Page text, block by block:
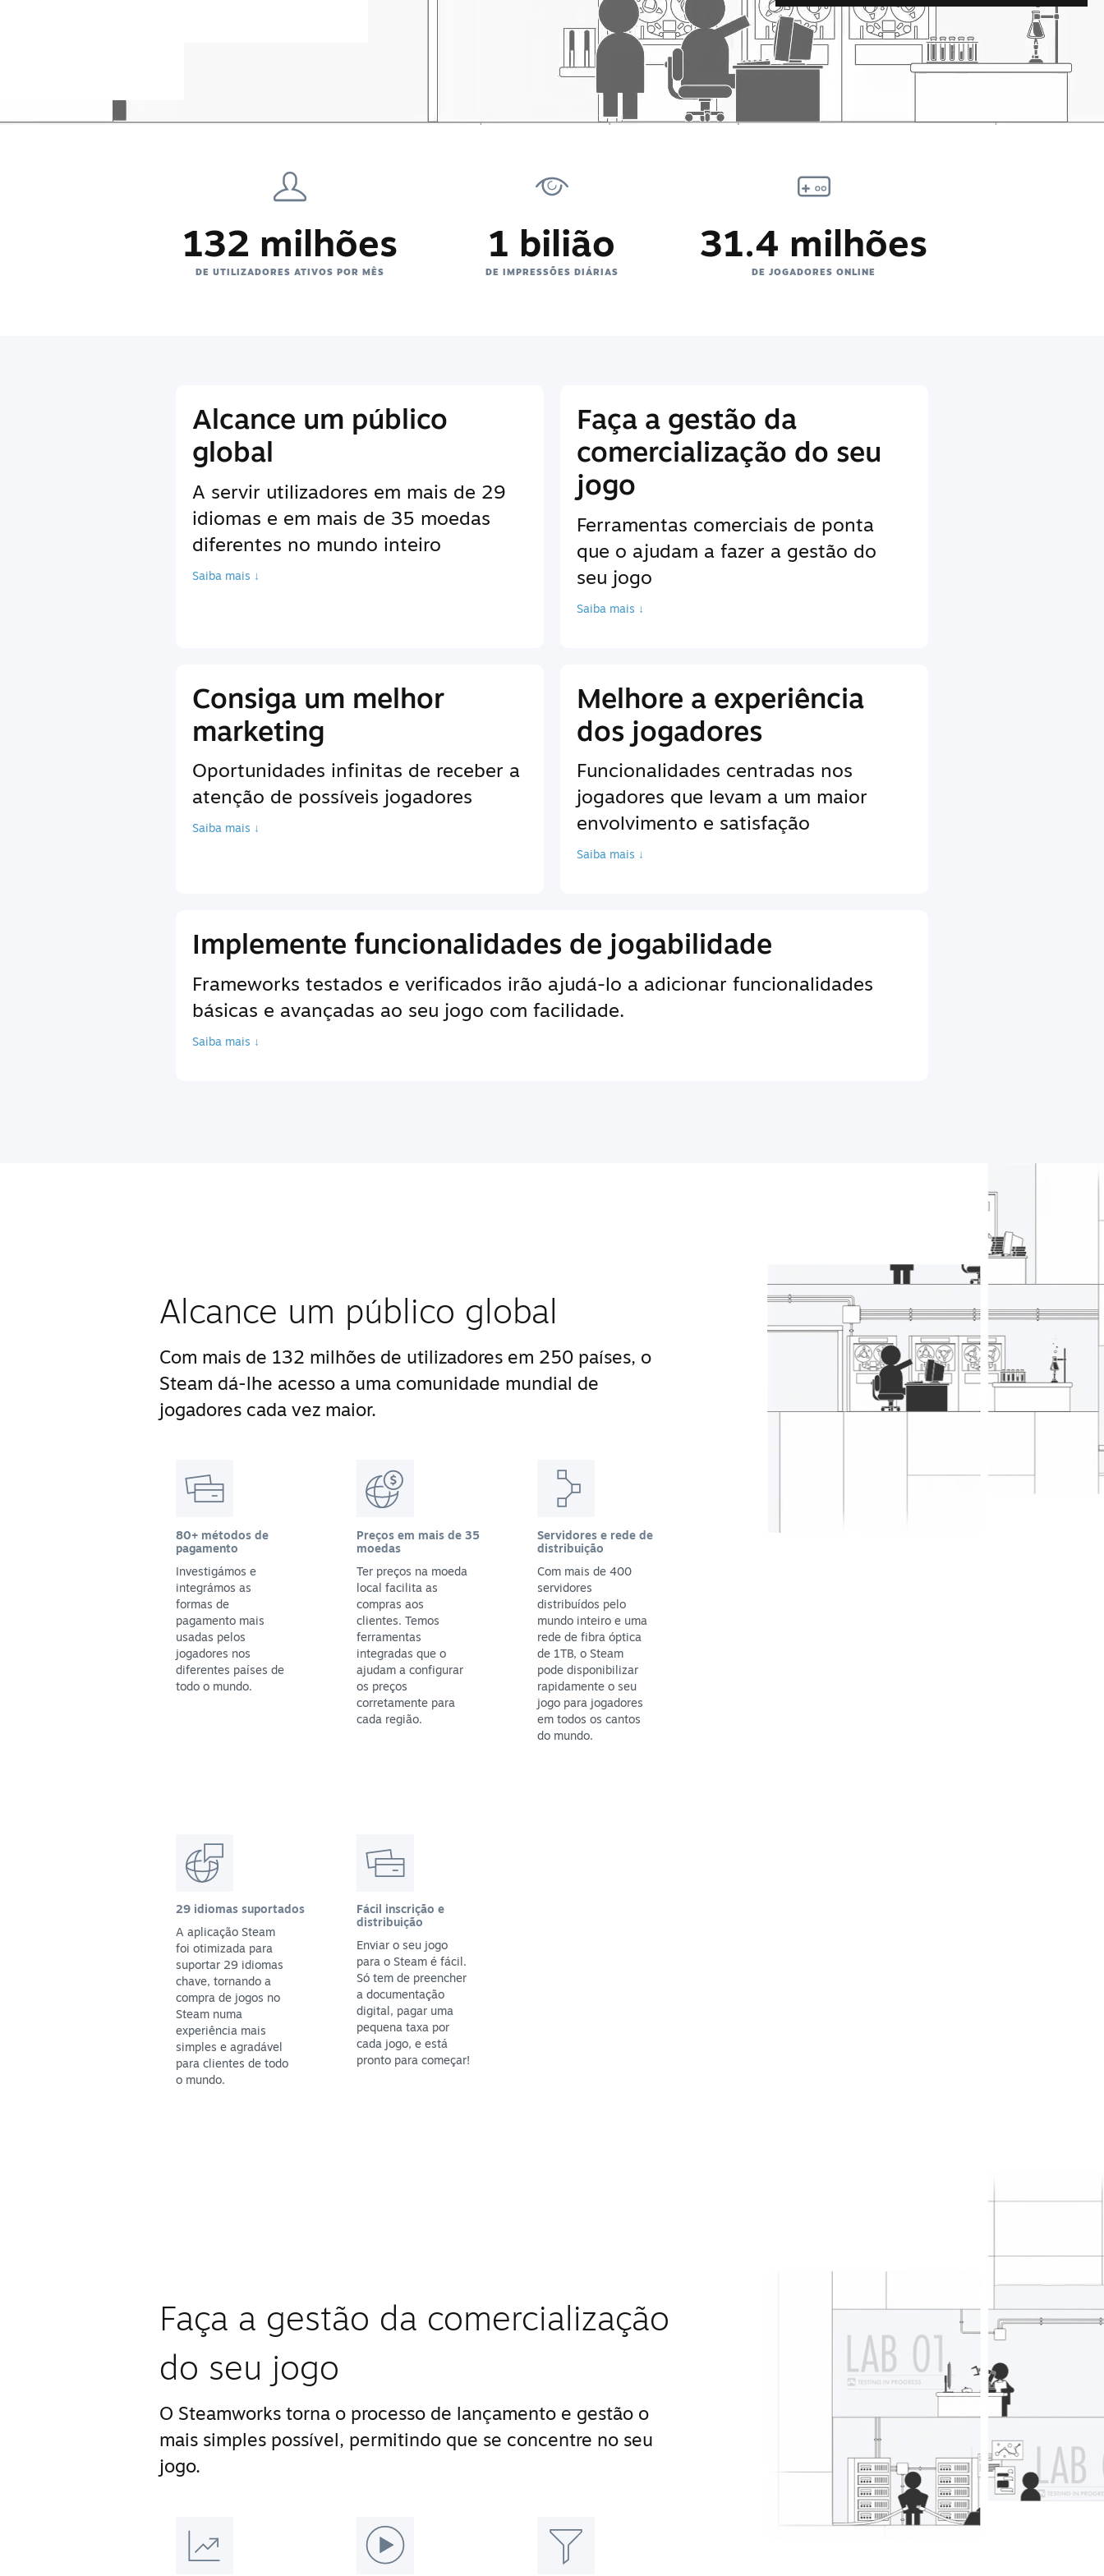
132 milhões
DE UTILIZADORES ATIVOS POR MÊS
1 bilião
DE IMPRESSÕES DIÁRIAS
31.4 milhões
DE JOGADORES ONLINE
Alcance um público
global
A servir utilizadores em mais de 29
idiomas e em mais de 35 moedas
diferentes no mundo inteiro
Saiba mais ↓
Faça a gestão da
comercialização do seu
jogo
Ferramentas comerciais de ponta
que o ajudam a fazer a gestão do
seu jogo
Saiba mais ↓
Consiga um melhor
marketing
Oportunidades infinitas de receber a
atenção de possíveis jogadores
Saiba mais ↓
Melhore a experiência
dos jogadores
Funcionalidades centradas nos
jogadores que levam a um maior
envolvimento e satisfação
Saiba mais ↓
Implemente funcionalidades de jogabilidade
Frameworks testados e verificados irão ajudá-lo a adicionar funcionalidades
básicas e avançadas ao seu jogo com facilidade.
Saiba mais ↓
Alcance um público global
Com mais de 132 milhões de utilizadores em 250 países, o
Steam dá-lhe acesso a uma comunidade mundial de
jogadores cada vez maior.
80+ métodos de
pagamento
Investigámos e
integrámos as
formas de
pagamento mais
usadas pelos
jogadores nos
diferentes países de
todo o mundo.
Preços em mais de 35
moedas
Ter preços na moeda
local facilita as
compras aos
clientes. Temos
ferramentas
integradas que o
ajudam a configurar
os preços
corretamente para
cada região.
Servidores e rede de
distribuição
Com mais de 400
servidores
distribuídos pelo
mundo inteiro e uma
rede de fibra óptica
de 1TB, o Steam
pode disponibilizar
rapidamente o seu
jogo para jogadores
em todos os cantos
do mundo.
29 idiomas suportados
A aplicação Steam
foi otimizada para
suportar 29 idiomas
chave, tornando a
compra de jogos no
Steam numa
experiência mais
simples e agradável
para clientes de todo
o mundo.
Fácil inscrição e
distribuição
Enviar o seu jogo
para o Steam é fácil.
Só tem de preencher
a documentação
digital, pagar uma
pequena taxa por
cada jogo, e está
pronto para começar!
Faça a gestão da comercialização
do seu jogo
O Steamworks torna o processo de lançamento e gestão o
mais simples possível, permitindo que se concentre no seu
jogo.